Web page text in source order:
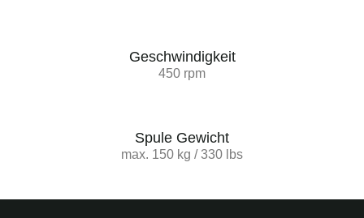
Geschwindigkeit
450 rpm
Spule Gewicht
max. 150 kg / 330 lbs